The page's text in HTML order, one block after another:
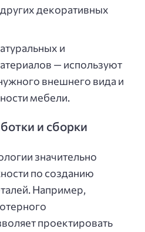
декоративных
и
— используют
внешнего вида и
мебели.
и сборки
значительно
по созданию
Например,
проектировать